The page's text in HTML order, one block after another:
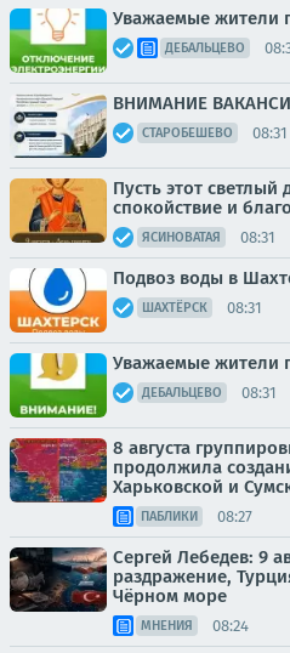
Уважаемые жители
ДЕБАЛЬЦЕВО
ВНИМАНИЕ
СТАРОБЕШЕВО 08:31
Пусть этот
спокойствие и
ЯСИНОВАТАЯ 08:31
Подвоз воды в
ШАХТЁРСК 08:31
Уважаемые жители
ДЕБАЛЬЦЕВО 08:31
8 августа
продолжила
Харьковской и
ПАБЛИКИ 08:27
Сергей Лебедев: 9
раздражение,
Чёрном море
МНЕНИЯ 08:24